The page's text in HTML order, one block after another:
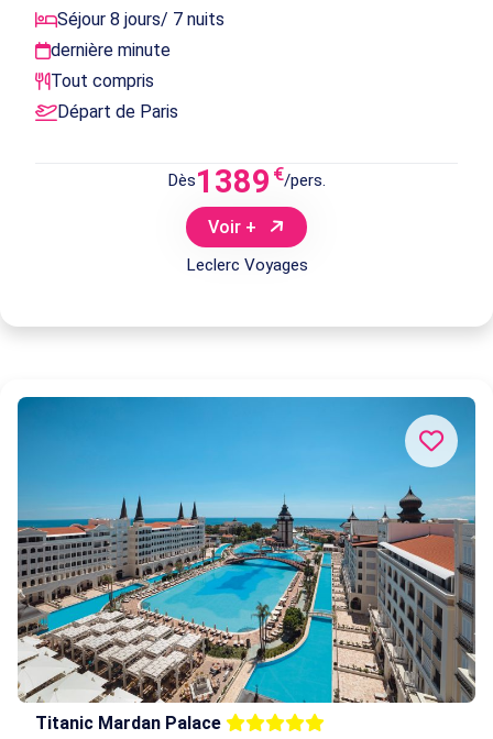
Séjour 8 jours/ 7 nuits
dernière minute
Tout compris
Départ de Paris
Dès1389 €/pers.
Voir +
Leclerc Voyages
Titanic Mardan Palace